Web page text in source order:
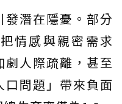
潛在隱憂。部分
情感與親密需求
劇人際疏離，甚至
問題」帶來負面